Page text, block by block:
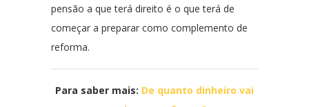
pensão a que terá direito é o que terá de
começar a preparar como complemento de
reforma.
Para saber mais: De quanto dinheiro vai